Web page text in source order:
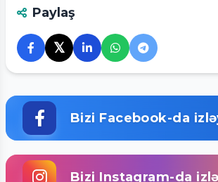
Paylaş
𝕏
Bizi Facebook-da
Bizi Instagram-da